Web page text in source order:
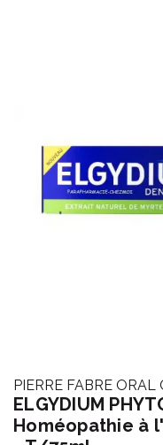
PIERRE FABRE ORAL
ELGYDIUM
Homéopathie à